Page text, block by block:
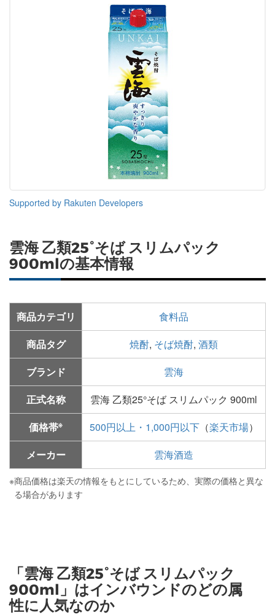
Supported by Rakuten Developers
雲海 乙類25°そば スリムパック
900mlの基本情報
商品カテゴリ
食料品
商品タグ
焼酎, そば焼酎, 酒類
ブランド
雲海
正式名称
雲海 乙類25°そば スリムパック 900ml
価格帯※ 500円以上・1,000円以下（楽天市場）
メーカー
雲海酒造
※商品価格は楽天の情報をもとにしているため、実際の価格と異な
る場合があります
「雲海 乙類25°そば スリムパック
900ml」はインバウンドのどの属
性に人気なのか